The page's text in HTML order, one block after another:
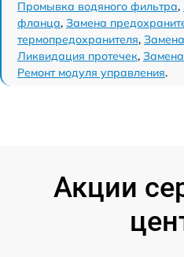
Промывка водяного фильтра,
фланца, Замена
термопредохранителя,
Ликвидация протечек,
Ремонт модуля управления.
Акции